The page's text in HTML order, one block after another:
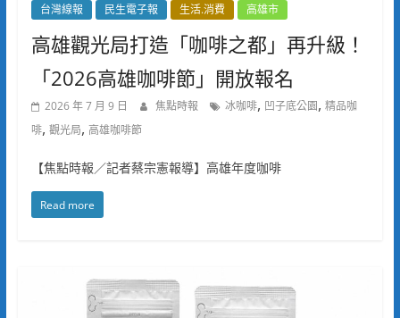
台灣線報 民生電子報 生活.消費 高雄市
高雄觀光局打造「咖啡之都」再升級！
「2026高雄咖啡節」開放報名
2026 年 7 月 9 日 焦點時報 冰咖啡, 凹子底公園, 精品咖
啡, 觀光局, 高雄咖啡節
【焦點時報／記者蔡宗憲報導】高雄年度咖啡
Read more